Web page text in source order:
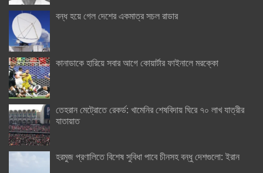
বন্ধ হয়ে গেল দেশের একমাত্র সচল রাডার
কানাডাকে হারিয়ে সবার আগে কোয়ার্টার ফাইনালে মরক্কো
তেহরান মেট্রোতে রেকর্ড: খামেনির শেষবিদায় ঘিরে ৭০ লাখ যাত্রীর
যাতায়াত
হরমুজ প্রণালিতে বিশেষ সুবিধা পাবে চীনসহ বন্ধু দেশগুলো: ইরান